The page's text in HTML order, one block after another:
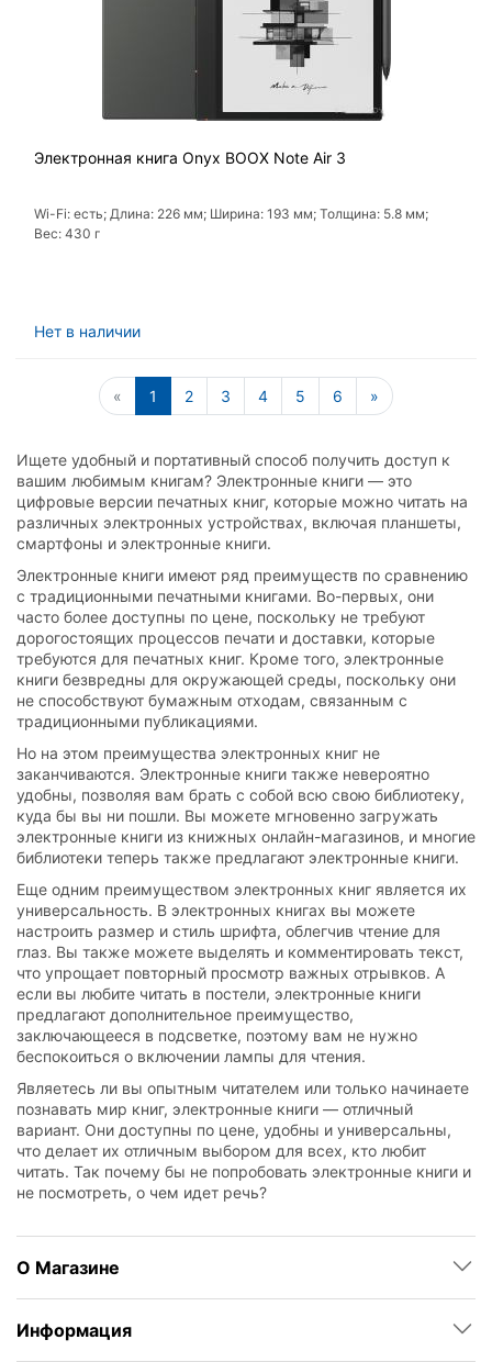
Электронная книга Onyx BOOX Note Air 3
Wi-Fi: есть; Длина: 226 мм; Ширина: 193 мм; Толщина: 5.8 мм;
Вес: 430 г
Нет в наличии
« 1 2 3 4 5 6 »
Ищете удобный и портативный способ получить доступ к
вашим любимым книгам? Электронные книги — это
цифровые версии печатных книг, которые можно читать на
различных электронных устройствах, включая планшеты,
смартфоны и электронные книги.
Электронные книги имеют ряд преимуществ по сравнению
с традиционными печатными книгами. Во-первых, они
часто более доступны по цене, поскольку не требуют
дорогостоящих процессов печати и доставки, которые
требуются для печатных книг. Кроме того, электронные
книги безвредны для окружающей среды, поскольку они
не способствуют бумажным отходам, связанным с
традиционными публикациями.
Но на этом преимущества электронных книг не
заканчиваются. Электронные книги также невероятно
удобны, позволяя вам брать с собой всю свою библиотеку,
куда бы вы ни пошли. Вы можете мгновенно загружать
электронные книги из книжных онлайн-магазинов, и многие
библиотеки теперь также предлагают электронные книги.
Еще одним преимуществом электронных книг является их
универсальность. В электронных книгах вы можете
настроить размер и стиль шрифта, облегчив чтение для
глаз. Вы также можете выделять и комментировать текст,
что упрощает повторный просмотр важных отрывков. А
если вы любите читать в постели, электронные книги
предлагают дополнительное преимущество,
заключающееся в подсветке, поэтому вам не нужно
беспокоиться о включении лампы для чтения.
Являетесь ли вы опытным читателем или только начинаете
познавать мир книг, электронные книги — отличный
вариант. Они доступны по цене, удобны и универсальны,
что делает их отличным выбором для всех, кто любит
читать. Так почему бы не попробовать электронные книги и
не посмотреть, о чем идет речь?
О Магазине
Информация